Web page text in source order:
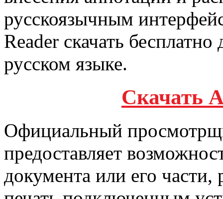
русскоязычным
Reader скачать
русском языке.
Скачать
Официальный
предоставляет
документа или его